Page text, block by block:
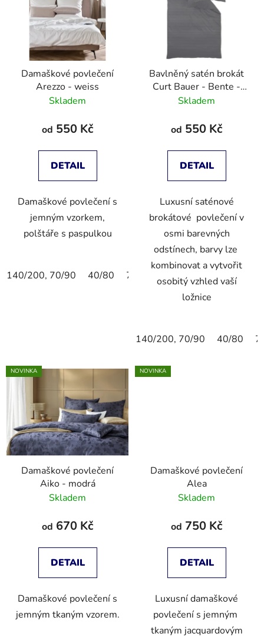
Damaškové povlečení
Arezzo - weiss
Skladem
od 550 Kč
DETAIL
Damaškové povlečení s
jemným vzorkem,
polštáře s paspulkou
140/200, 70/90 40/80 70/90 80/80 40/40
Bavlněný satén brokát
Curt Bauer - Bente -
stone
Skladem
od 550 Kč
DETAIL
Luxusní saténové
brokátové povlečení v
osmi barevných
odstínech, barvy lze
kombinovat a vytvořit
osobitý vzhled vaší
ložnice
140/200, 70/90 40/80
NOVINKA
Damaškové povlečení
Aiko - modrá
Skladem
od 670 Kč
DETAIL
Damaškové povlečení s
jemným tkaným vzorem.
NOVINKA
Damaškové povlečení
Alea
Skladem
od 750 Kč
DETAIL
Luxusní damaškové
povlečení s jemným
tkaným jacquardovým